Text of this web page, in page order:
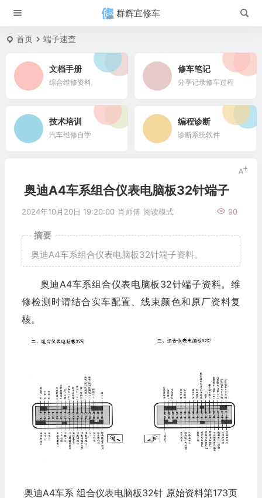
群辉宜修车
首页 端子速查
文档手册
综合维修资料
修车笔记
分享记录修车过程
技术培训
汽车维修自学
编程诊断
诊断系统软件
奥迪A4车系组合仪表电脑板32针端子
2024年10月20日 19:20:00 肖师傅 90
阅读模式
摘要
奥迪A4车系组合仪表电脑板32针端子资料。
奥迪A4车系组合仪表电脑板32针端子资料。维
修检测时请结合实车配置、线束颜色和原厂资料复
核。
奥迪A4车系 组合仪表电脑板32针 原始资料第173页